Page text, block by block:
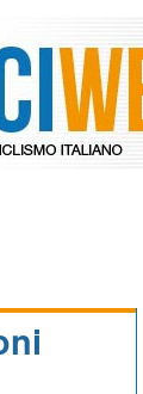
FRANCE.
FRANCE. A